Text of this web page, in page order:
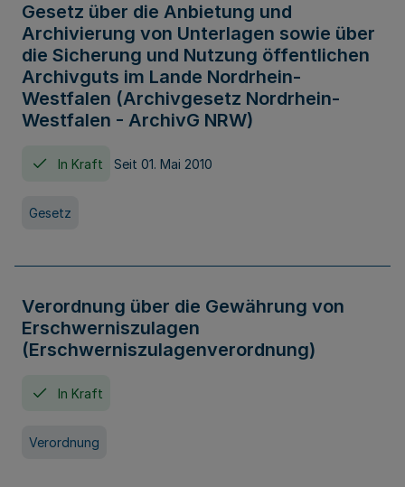
Gesetz über die Anbietung und
Archivierung von Unterlagen sowie über
die Sicherung und Nutzung öffentlichen
Archivguts im Lande Nordrhein-
Westfalen (Archivgesetz Nordrhein-
Westfalen - ArchivG NRW)
In Kraft Seit 01. Mai 2010
Gesetz
Verordnung über die Gewährung von
Erschwerniszulagen
(Erschwerniszulagenverordnung)
In Kraft
Verordnung